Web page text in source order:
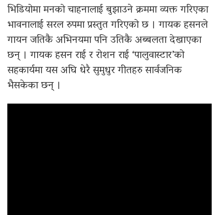
भिडियोमा मनको चाहनालाई बुझाउने क्रममा व्यक्त गरिएका
भावनालाई सरल रुपमा प्रस्तुत गरिएको छ । गायक हसनले
गायन जतिकै अभिनयमा पनि उतिकै अब्बलता देखाएका
छन् । गायक हसन राई र रोशन राई ‘पालुवास्टार’को
सहकार्यमा यस अघि धेरै सुमुधुर गीतहरु सार्वजनिक
भैसकेका छन् ।